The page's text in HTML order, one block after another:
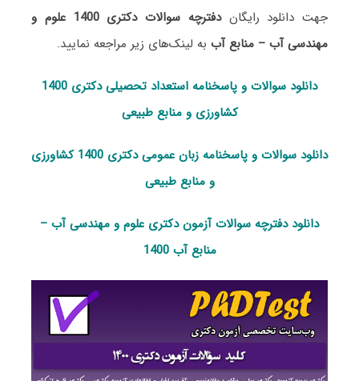
جهت دانلود رایگان
دفترچه سوالات دکتری 1400 علوم و
مهندسی آب – منابع آببه لینک‌های زیر مراجعه نمایید.
دانلود سوالات و پاسخنامه استعداد تحصیلی دکتری 1400
کشاورزی و منابع طبیعی
دانلود سوالات و پاسخنامه زبان عمومی دکتری 1400 کشاورزی
و منابع طبیعی
دانلود دفترچه سوالات آزمون دکتری علوم و مهندسی آب –
منابع آب 1400